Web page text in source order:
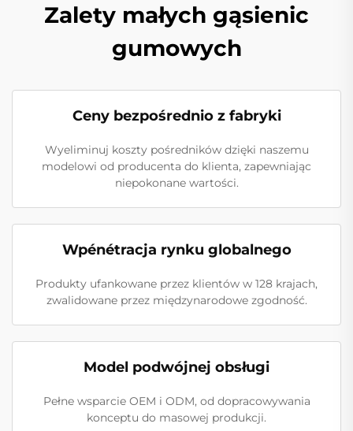
Zalety małych gąsienic
gumowych
Ceny bezpośrednio z fabryki
Wyeliminuj koszty pośredników dzięki naszemu
modelowi od producenta do klienta, zapewniając
niepokonane wartości.
Wpénétracja rynku globalnego
Produkty ufankowane przez klientów w 128 krajach,
zwalidowane przez międzynarodowe zgodność.
Model podwójnej obsługi
Pełne wsparcie OEM i ODM, od dopracowywania
konceptu do masowej produkcji.